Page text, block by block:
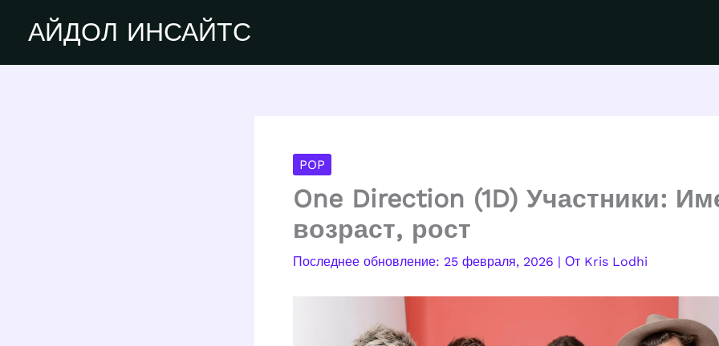
содержимому
АЙДОЛ ИНСАЙТС
POP
One Direction (1D) Участники:
возраст, рост
25 февраля, 2026 | От Kris Lodhi